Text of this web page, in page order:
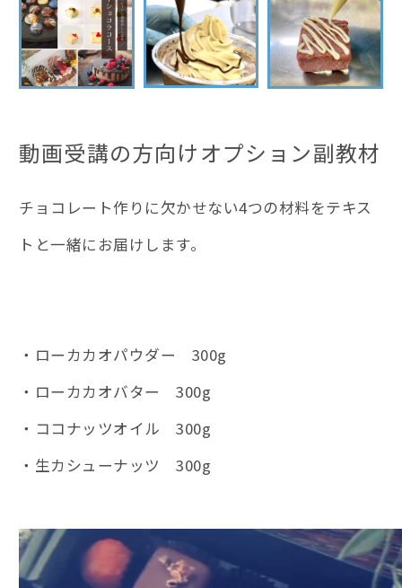
動画受講の方向けオプション副教材
チョコレート作りに欠かせない4つの材料をテキス
トと一緒にお届けします。
・ローカカオパウダー 300g
・ローカカオバター 300g
・ココナッツオイル 300g
・生カシューナッツ 300g